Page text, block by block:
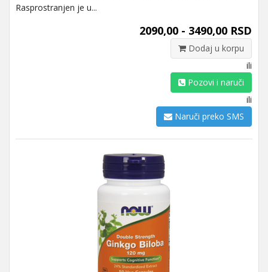
Rasprostranjen je u...
2090,00 - 3490,00 RSD
Dodaj u korpu
ili
Pozovi i naruči
ili
Naruči preko SMS